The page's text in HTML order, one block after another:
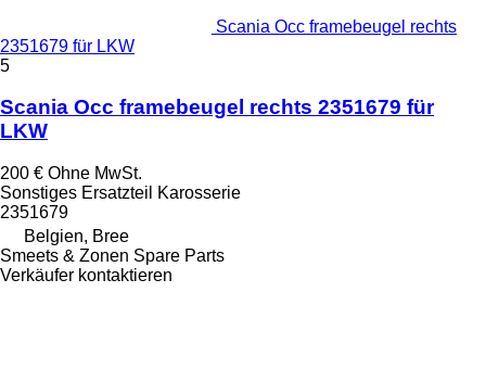
Scania Occ framebeugel rechts
2351679 für LKW
5
Scania Occ framebeugel rechts 2351679 für
LKW
200 € Ohne MwSt.
Sonstiges Ersatzteil Karosserie
2351679
Belgien, Bree
Smeets & Zonen Spare Parts
Verkäufer kontaktieren